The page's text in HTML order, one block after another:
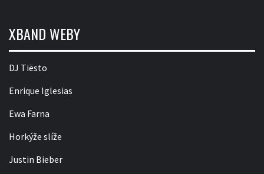
XBAND WEBY
DJ Tiësto
Enrique Iglesias
Ewa Farna
Horkýže slíže
Justin Bieber